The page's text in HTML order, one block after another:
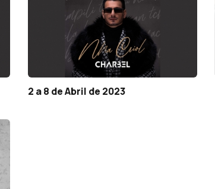
2 a 8 de Abril de 2023